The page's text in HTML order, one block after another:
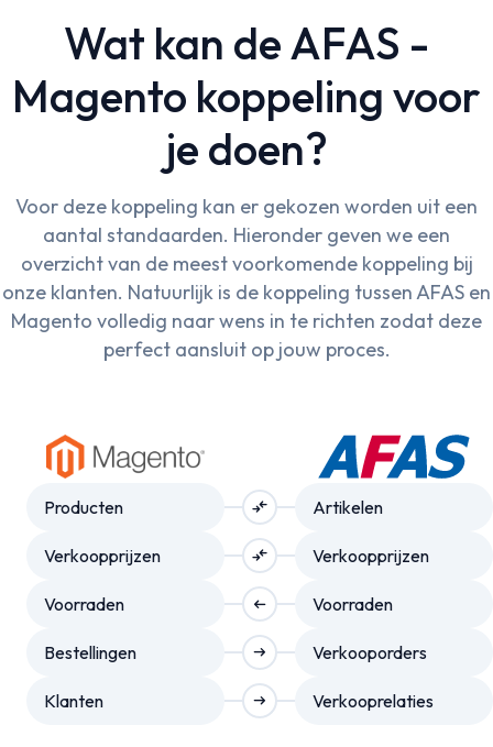
Wat kan de AFAS -
Magento koppeling voor
je doen?
Voor deze koppeling kan er gekozen worden uit een
aantal standaarden. Hieronder geven we een
overzicht van de meest voorkomende koppeling bij
onze klanten. Natuurlijk is de koppeling tussen AFAS en
Magento volledig naar wens in te richten zodat deze
perfect aansluit op jouw proces.
Producten compare_arrows Artikelen
Verkoopprijzen compare_arrows Verkoopprijzen
Voorraden arrow_right_alt Voorraden
Bestellingen arrow_right_alt Verkooporders
Klanten arrow_right_alt Verkooprelaties